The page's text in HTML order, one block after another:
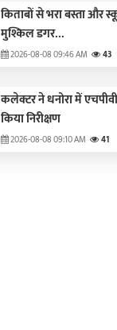
किताबों से भरा बस्ता और
मुश्किल डगर...
2026-08-08 09:46 AM 43
कलेक्टर ने धनोरा में
किया निरीक्षण
2026-08-08 09:10 AM 41